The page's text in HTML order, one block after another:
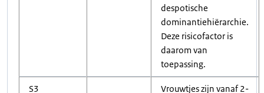
despotische
dominantiehiërarchie.
Deze risicofactor is
daarom van
toepassing.
S3 Vrouwtjes zijn vanaf 2-